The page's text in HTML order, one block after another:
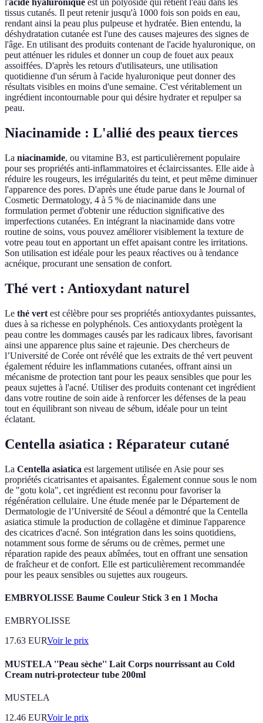
l'acide hyaluronique est un polyoside qui retient l'eau dans les
tissus cutanés. Il peut retenir jusqu'à 1000 fois son poids en eau,
rendant ainsi la peau plus pulpeuse et hydratée. Bien entendu, la
déshydratation cutanée est l'une des causes majeures des signes de
l'âge. En utilisant des produits contenant de l'acide hyaluronique, on
peut atténuer les ridules et donner un coup de fouet aux peaux
assoiffées. D'après les retours d'utilisateurs, une utilisation
quotidienne d'un sérum à l'acide hyaluronique peut donner des
résultats visibles en moins d'une semaine. C'est véritablement un
ingrédient incontournable pour qui désire hydrater et repulper sa
peau.
Niacinamide : L'allié des peaux tierces
La niacinamide, ou vitamine B3, est particulièrement populaire
pour ses propriétés anti-inflammatoires et éclaircissantes. Elle aide à
réduire les rougeurs, les irrégularités du teint, et peut même diminuer
l'apparence des pores. D'après une étude parue dans le Journal of
Cosmetic Dermatology, 4 à 5 % de niacinamide dans une
formulation permet d'obtenir une réduction significative des
imperfections cutanées. En intégrant la niacinamide dans votre
routine de soins, vous pouvez améliorer visiblement la texture de
votre peau tout en apportant un effet apaisant contre les irritations.
Son utilisation est idéale pour les peaux réactives ou à tendance
acnéique, procurant une sensation de confort.
Thé vert : Antioxydant naturel
Le thé vert est célèbre pour ses propriétés antioxydantes puissantes,
dues à sa richesse en polyphénols. Ces antioxydants protègent la
peau contre les dommages causés par les radicaux libres, favorisant
ainsi une apparence plus saine et rajeunie. Des chercheurs de
l’Université de Corée ont révélé que les extraits de thé vert peuvent
également réduire les inflammations cutanées, offrant ainsi un
mécanisme de protection tant pour les peaux sensibles que pour les
peaux sujettes à l'acné. Utiliser des produits contenant cet ingrédient
dans votre routine de soin aide à renforcer les défenses de la peau
tout en équilibrant son niveau de sébum, idéale pour un teint
éclatant.
Centella asiatica : Réparateur cutané
La Centella asiatica est largement utilisée en Asie pour ses
propriétés cicatrisantes et apaisantes. Également connue sous le nom
de "gotu kola", cet ingrédient est reconnu pour favoriser la
régénération cellulaire. Une étude menée par le Département de
Dermatologie de l’Université de Séoul a démontré que la Centella
asiatica stimule la production de collagène et diminue l'apparence
des cicatrices d'acné. Son intégration dans les soins quotidiens,
notamment sous forme de sérums ou de crèmes, permet une
réparation rapide des peaux abîmées, tout en offrant une sensation
de fraîcheur et de confort. Elle est particulièrement recommandée
pour les peaux sensibles ou sujettes aux rougeurs.
EMBRYOLISSE Baume Couleur Stick 3 en 1 Mocha
EMBRYOLISSE
17.63 EURVoir le prix
MUSTELA ''Peau sèche'' Lait Corps nourrissant au Cold
Cream nutri-protecteur tube 200ml
MUSTELA
12.46 EURVoir le prix